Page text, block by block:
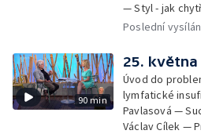
— Styl - jak
Veronika
Schneiderová
Košťálek a Jan
planety - Jan
Hesová —
Šrailová
Poslední
90 min
25. května
Úvod do
lymfatické
Pavlasová —
Václav Cílek —